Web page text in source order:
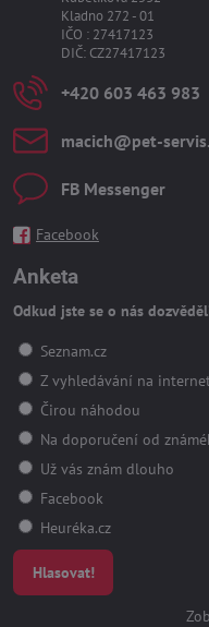
Kladno 272 - 01
IČO : 27417123
DIČ: CZ27417123
+420 603 463 983
macich​@pet-
FB Messenger
Facebook
Anketa
Odkud jste se o nás
Seznam.cz
Z vyhledávání na
Čirou náhodou
Na doporučení od
Už vás znám dlouho
Facebook
Heuréka.cz
Hlasovat!